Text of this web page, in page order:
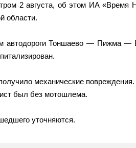
2 августа, об этом ИА
области.
автодороги Тоншаево — Пижма —
механические
был без мотошлема.
уточняются.